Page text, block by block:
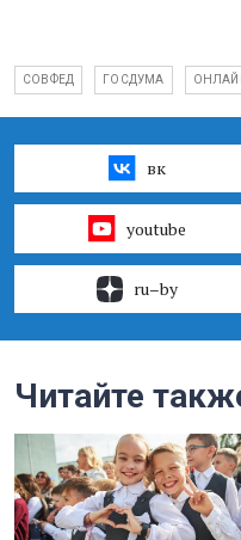
СОВФЕД ГОСДУМА
вк
youtube
ru–by
Читайте